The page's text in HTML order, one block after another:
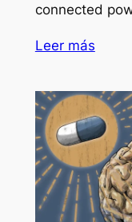
connected
Leer más